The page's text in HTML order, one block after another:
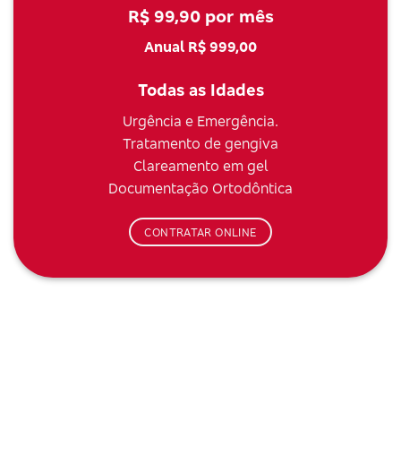
R$ 99,90 por mês
Anual R$ 999,00
Todas as Idades
Urgência e Emergência.
Tratamento de gengiva
Clareamento em gel
Documentação Ortodôntica
CONTRATAR ONLINE